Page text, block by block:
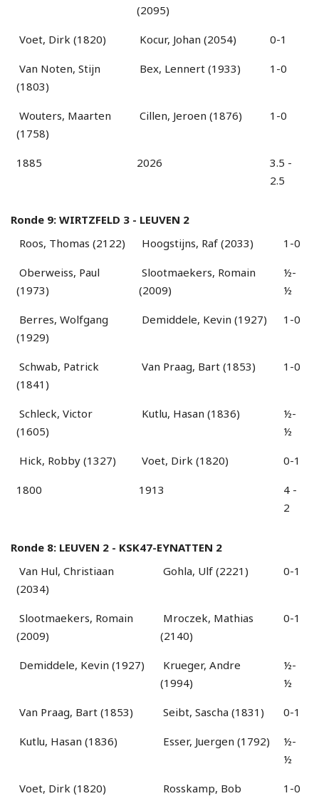
1885 2026
3.5 -
2.5
(2095)
Voet, Dirk (1820) Kocur, Johan (2054) 0-1
Van Noten, Stijn
(1803)
Bex, Lennert (1933) 1-0
Wouters, Maarten
(1758)
Cillen, Jeroen (1876) 1-0
Ronde 9: WIRTZFELD 3 - LEUVEN 2
1800 1913
4 -
2
Roos, Thomas (2122) Hoogstijns, Raf (2033) 1-0
Oberweiss, Paul
(1973)
Slootmaekers, Romain
(2009)
½-
½
Berres, Wolfgang
(1929)
Demiddele, Kevin (1927) 1-0
Schwab, Patrick
(1841)
Van Praag, Bart (1853) 1-0
Schleck, Victor
(1605)
Kutlu, Hasan (1836)
½-
½
Hick, Robby (1327) Voet, Dirk (1820) 0-1
Ronde 8: LEUVEN 2 - KSK47-EYNATTEN 2
Van Hul, Christiaan
(2034)
Gohla, Ulf (2221) 0-1
Slootmaekers, Romain
(2009)
Mroczek, Mathias
(2140)
0-1
Demiddele, Kevin (1927)
Krueger, Andre
(1994)
½-
½
Van Praag, Bart (1853) Seibt, Sascha (1831) 0-1
Kutlu, Hasan (1836) Esser, Juergen (1792)
½-
½
Voet, Dirk (1820)
Rosskamp, Bob
1-0